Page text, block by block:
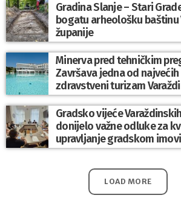
Gradina Slanje – Stari
bogatu arheološku baštinu
županije
Minerva pred tehničkim
Završava jedna od
zdravstveni turizam
Gradsko vijeće
donijelo važne odluke za
upravljanje gradskom
komunalnim sustavom
LOAD MORE